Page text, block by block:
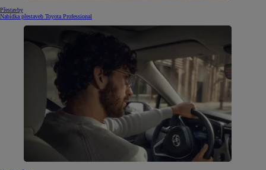
Přestavby
Nabídka přestaveb Toyota Professional